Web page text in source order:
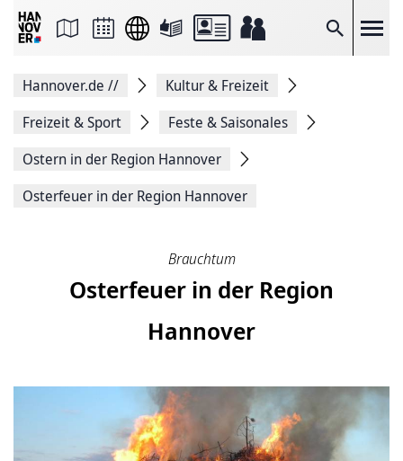
Suche
Seite
Facebook
teilen
Seitenlink
Seite
Hannover.de //
Kultur & Freizeit
Freizeit & Sport
Feste & Saisonales
Ostern in der Region Hannover
Osterfeuer in der Region Hannover
Brauchtum
Osterfeuer in der Region
Hannover